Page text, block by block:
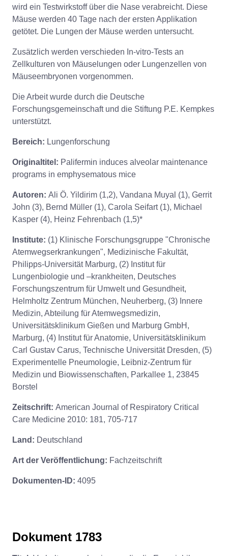
wird ein Testwirkstoff über die Nase verabreicht. Diese
Mäuse werden 40 Tage nach der ersten Applikation
getötet. Die Lungen der Mäuse werden untersucht.
Zusätzlich werden verschieden In-vitro-Tests an
Zellkulturen von Mäuselungen oder Lungenzellen von
Mäuseembryonen vorgenommen.
Die Arbeit wurde durch die Deutsche
Forschungsgemeinschaft und die Stiftung P.E. Kempkes
unterstützt.
Bereich: Lungenforschung
Originaltitel: Palifermin induces alveolar maintenance
programs in emphysematous mice
Autoren: Ali Ö. Yildirim (1,2), Vandana Muyal (1), Gerrit
John (3), Bernd Müller (1), Carola Seifart (1), Michael
Kasper (4), Heinz Fehrenbach (1,5)*
Institute: (1) Klinische Forschungsgruppe "Chronische
Atemwegserkrankungen", Medizinische Fakultät,
Philipps-Universität Marburg, (2) Institut für
Lungenbiologie und –krankheiten, Deutsches
Forschungszentrum für Umwelt und Gesundheit,
Helmholtz Zentrum München, Neuherberg, (3) Innere
Medizin, Abteilung für Atemwegsmedizin,
Universitätsklinikum Gießen und Marburg GmbH,
Marburg, (4) Institut für Anatomie, Universitätsklinikum
Carl Gustav Carus, Technische Universität Dresden, (5)
Experimentelle Pneumologie, Leibniz-Zentrum für
Medizin und Biowissenschaften, Parkallee 1, 23845
Borstel
Zeitschrift: American Journal of Respiratory Critical
Care Medicine 2010: 181, 705-717
Land: Deutschland
Art der Veröffentlichung: Fachzeitschrift
Dokumenten-ID: 4095
Dokument 1783